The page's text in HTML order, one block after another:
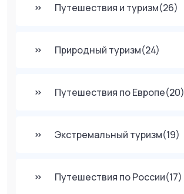
Путешествия и туризм(26)
Природный туризм(24)
Путешествия по Европе(20)
Экстремальный туризм(19)
Путешествия по России(17)